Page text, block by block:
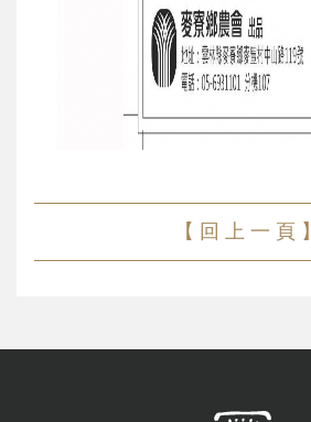
【 回 上 一 頁 】